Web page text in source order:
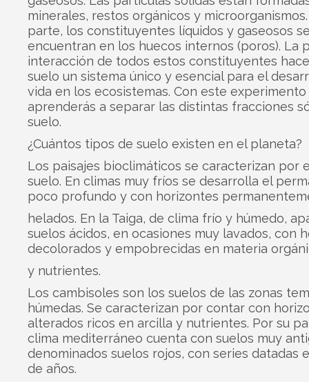
minerales, restos orgánicos y
parte, los constituyentes líquidos y gaseosos
encuentran en los huecos internos (poros). La
interacción de todos estos constituyentes
suelo un sistema único y esencial para el
vida en los ecosistemas. Con este experimento
aprenderás a separar las distintas fracciones
suelo.
¿Cuántos tipos de suelo existen en el planeta?
Los paisajes bioclimáticos se caracterizan por
suelo. En climas muy fríos se desarrolla el
poco profundo y con horizontes
helados. En la Taiga, de clima frío y húmedo,
suelos ácidos, en ocasiones muy lavados, con
decolorados y empobrecidas en materia
y nutrientes.
Los cambisoles son los suelos de las zonas
húmedas. Se caracterizan por contar con
alterados ricos en arcilla y nutrientes. Por su
clima mediterráneo cuenta con suelos muy
denominados suelos rojos, con series datadas
de años.